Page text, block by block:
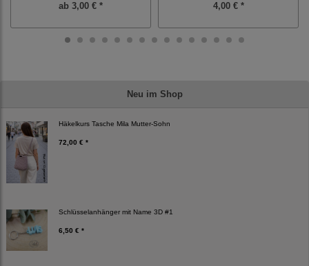
Neu im Shop
Häkelkurs Tasche Mila Mutter-Sohn
72,00 € *
Schlüsselanhänger mit Name 3D #1
6,50 € *
ab 3,00 € * 4,00 € *